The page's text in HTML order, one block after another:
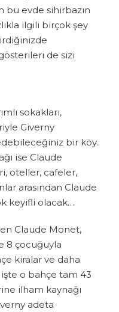
bu evde sihirbazın
ilgili birçok şey
de sizi
sokakları,
Giverny
bir köy.
ise Claude
oteller, cafeler,
arasından Claude
keyifli olacak…
Claude Monet,
8 çocuğuyla
kiralar ve daha
işte o bahçe tam 43
ilham kaynağı
adeta